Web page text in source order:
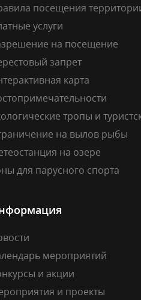
посещения
услуги
на посещение
запрет
карта
тропы и
на вылов рыбы
на озере
для парусного спорта
мероприятий
и акции
и проекты